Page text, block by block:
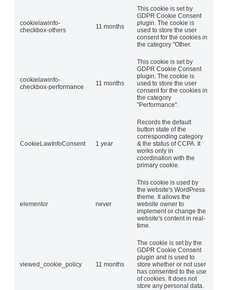
cookielawinfo-
checkbox-others
11 months
This cookie is set by
GDPR Cookie Consent
plugin. The cookie is
used to store the user
consent for the cookies in
the category "Other.
cookielawinfo-
checkbox-performance
11 months
This cookie is set by
GDPR Cookie Consent
plugin. The cookie is
used to store the user
consent for the cookies in
the category
"Performance".
CookieLawInfoConsent 1 year
Records the default
button state of the
corresponding category
& the status of CCPA. It
works only in
coordination with the
primary cookie.
elementor never
This cookie is used by
the website's WordPress
theme. It allows the
website owner to
implement or change the
website's content in real-
time.
viewed_cookie_policy 11 months
The cookie is set by the
GDPR Cookie Consent
plugin and is used to
store whether or not user
has consented to the use
of cookies. It does not
store any personal data.